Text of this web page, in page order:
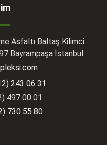
Asfaltı Baltaş Kilimci
Bayrampaşa İstanbul
243 06 31
497 00 01
730 55 80